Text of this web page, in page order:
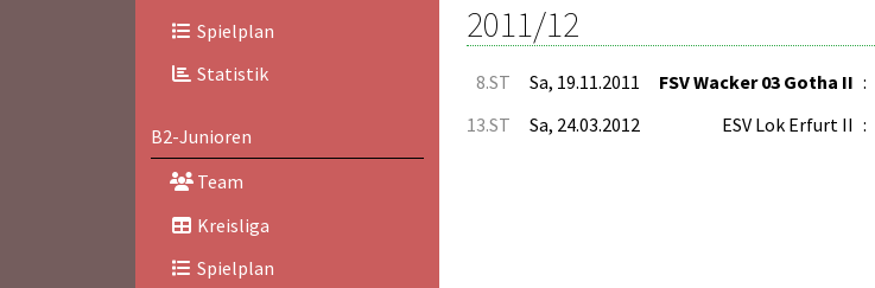
Spielplan
Statistik
B2-Junioren
Team
Kreisliga
Spielplan
2011/12
8.ST Sa, 19.11.2011 FSV Wacker 03 Gotha II :
13.ST Sa, 24.03.2012 ESV Lok Erfurt II :